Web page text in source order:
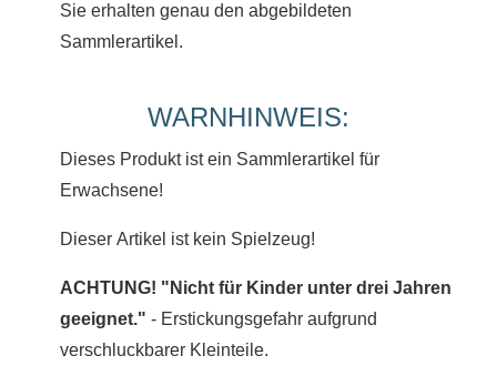
Sie erhalten genau den abgebildeten
Sammlerartikel.
WARNHINWEIS:
Dieses Produkt ist ein Sammlerartikel für
Erwachsene!
Dieser Artikel ist kein Spielzeug!
ACHTUNG! "Nicht für Kinder unter drei Jahren
geeignet." - Erstickungsgefahr aufgrund
verschluckbarer Kleinteile.